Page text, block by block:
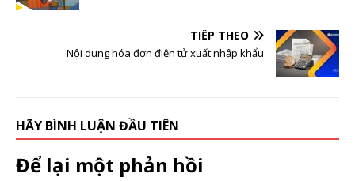
TIẾP THEO
Nội dung hóa đơn điện tử xuất nhập khẩu
HÃY BÌNH LUẬN ĐẦU TIÊN
Để lại một phản hồi